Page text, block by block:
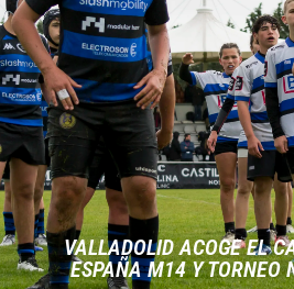
VALLADOLID ACOGE EL
ESPAÑA M14 Y TORNEO